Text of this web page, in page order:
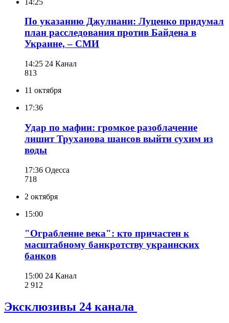
По указанию Джулиани: Луценко придумал
план расследования против Байдена в
Украине, – СМИ
14:25 24 Канал
813
11 октября
17:36
Удар по мафии: громкое разоблачение
лишит Труханова шансов выйти сухим из
воды
17:36 Одесса
718
2 октября
15:00
"Ограбление века": кто причастен к
масштабному банкротству украинских
банков
15:00 24 Канал
2 912
Эксклюзивы 24 канала